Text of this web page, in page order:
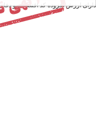
دارای ارزش افزوده کد اقتصادی و